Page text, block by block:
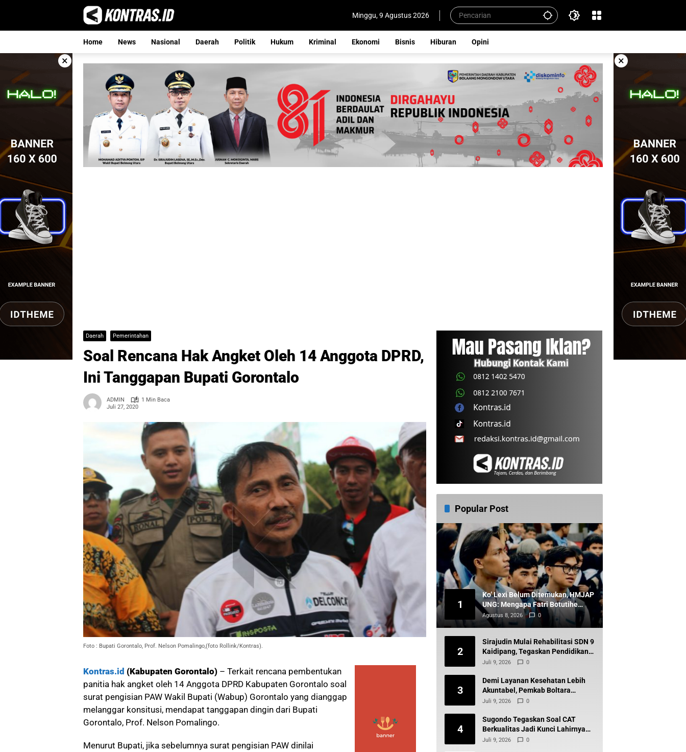
Minggu, 9 Agustus 2026
Home News Nasional Daerah Politik Hukum Kriminal Ekonomi Bisnis Hiburan Opini
× ×
Daerah Pemerintahan
Soal Rencana Hak Angket Oleh 14 Anggota DPRD,
Ini Tanggapan Bupati Gorontalo
ADMIN
1 Min Baca
Juli 27, 2020
Foto : Bupati Gorontalo, Prof. Nelson Pomalingo,(foto Rollink/Kontras).
Kontras.id (Kabupaten Gorontalo) – Terkait rencana pembentukan
panitia hak angket oleh 14 Anggota DPRD Kabupaten Gorontalo soal
surat pengisian PAW Wakil Bupati (Wabup) Gorontalo yang dianggap
melanggar konsitusi, mendapat tanggapan dingin dari Bupati
Gorontalo, Prof. Nelson Pomalingo.
Menurut Bupati, jika sebelumnya surat pengisian PAW dinilai
Popular Post
1
Ko’ Lexi Belum Ditemukan, HMJAP
UNG: Mengapa Fatri Botutihe
Belum Dipanggil?
Agustus 8, 2026 0
2
Sirajudin Mulai Rehabilitasi SDN 9
Kaidipang, Tegaskan Pendidikan
Tetap Prioritas Daerah
Juli 9, 2026 0
3
Demi Layanan Kesehatan Lebih
Akuntabel, Pemkab Boltara
Percepat Digitalisasi Keuangan
Juli 9, 2026 0
4
Sugondo Tegaskan Soal CAT
Berkualitas Jadi Kunci Lahirnya
ASN Profesional dan Berintegritas
Juli 9, 2026 0